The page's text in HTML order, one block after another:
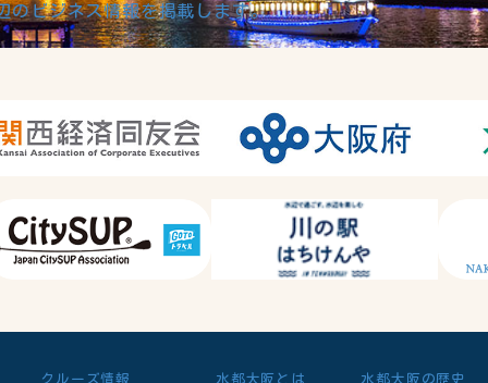
のビジネス情報を掲載します。
クルーズ情報 水都大阪とは 水都大阪の歴史